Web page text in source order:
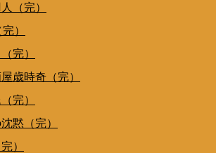
（完）
）
完）
歳時奇（完）
完）
黙（完）
）